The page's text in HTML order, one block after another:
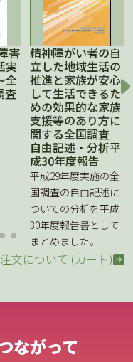
害
実
全
査
精神障がい者の自
立した地域生活の
推進と家族が安心
して生活できるた
めの効果的な家族
支援等のあり方に
関する全国調査
自由記述・分析平
成30年度報告
平成29年度実施の全
国調査の自由記述に
ついての分析を平成
30年度報告書として
まとめました。
文について (カート)
ながって